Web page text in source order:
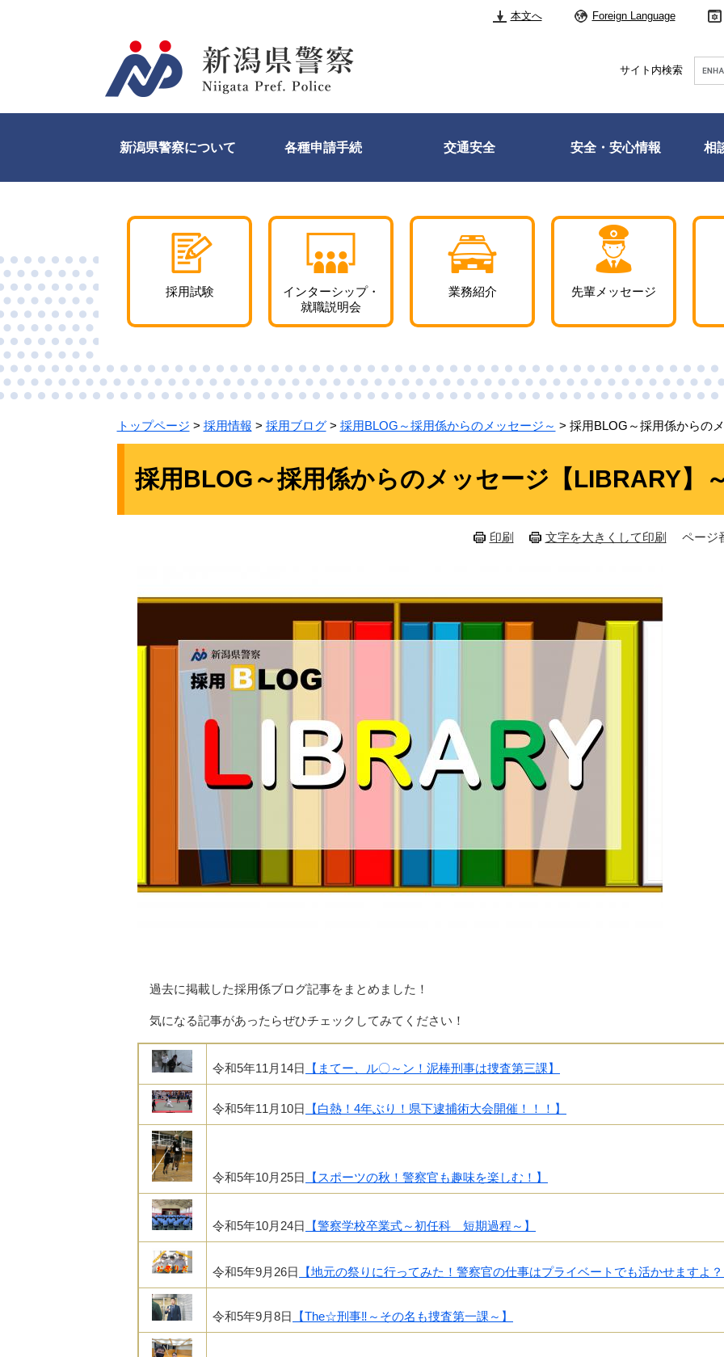
本
本文へ Foreign Language
サイト内検索
タ
検
新潟県警察について 各種申請手続 交通安全 安全・安心情報 相
採用試験
インターシップ・
就職説明会
業務紹介 先輩メッセージ
トップページ > 採用情報 > 採用ブログ> 採用BLOG～採用係からのメッセージ～ > 採用BLOG～採用係からの
採用BLOG～採用係からのメッセージ【LIBRARY】
印刷 文字を大きくして印刷 ページ
過去に掲載した採用係ブログ記事をまとめました！
気になる記事があったらぜひチェックしてみてください！
令和5年11月14日 【まてー、ル〇～ン！泥棒刑事は捜査第三課】
令和5年11月10日 【白熱！4年ぶり！県下逮捕術大会開催！！！】
令和5年10月25日 【スポーツの秋！警察官も趣味を楽しむ！】
令和5年10月24日 【警察学校卒業式～初任科 短期過程～】
令和5年9月26日 【地元の祭りに行ってみた！警察官の仕事はプライベートでも活かせますよ
令和5年9月8日 【The☆刑事‼～その名も捜査第一課～】